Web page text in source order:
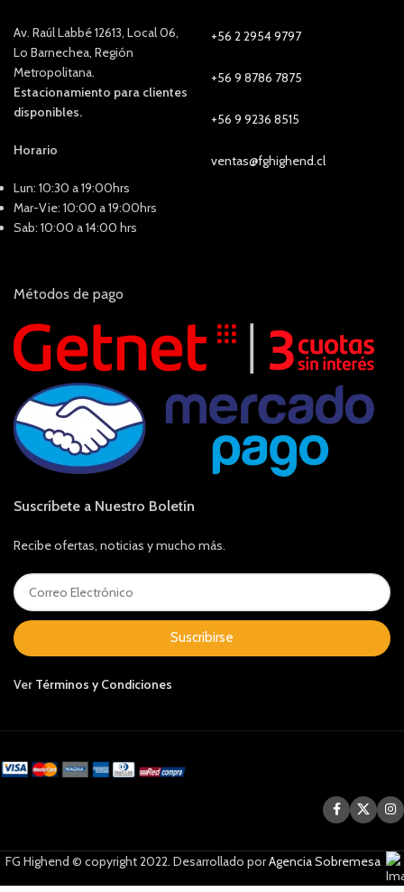
Av. Raúl Labbé 12613, Local 06,
Lo Barnechea, Región
Metropolitana.
Estacionamiento para clientes
disponibles.
Horario
Lun: 10:30 a 19:00hrs
Mar-Vie: 10:00 a 19:00hrs
Sab: 10:00 a 14:00 hrs
+56 2 2954 9797
+56 9 8786 7875
+56 9 9236 8515
ventas@fghighend.cl
Métodos de pago
Suscríbete a Nuestro Boletín
Recibe ofertas, noticias y mucho más.
Suscribirse
Ver Términos y Condiciones
FG Highend © copyright 2022. Desarrollado porAgencia Sobremesa